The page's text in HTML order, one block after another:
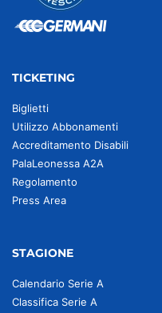
TICKETING
Biglietti
Utilizzo Abbonamenti
Accreditamento Disabili
PalaLeonessa A2A
Regolamento
Press Area
STAGIONE
Calendario Serie A
Classifica Serie A